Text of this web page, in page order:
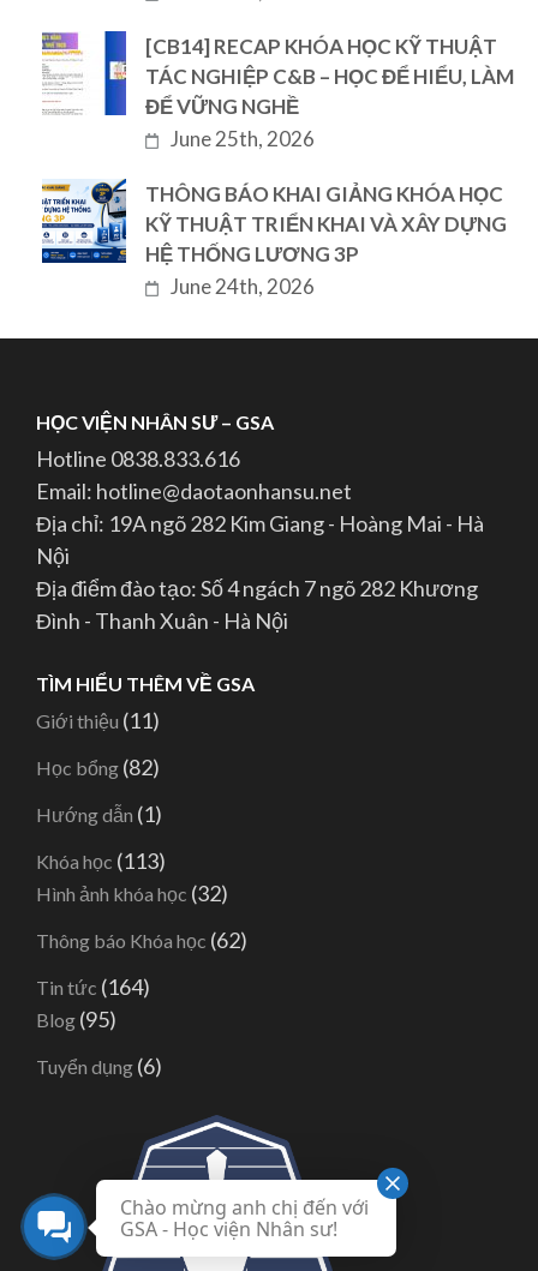
[CB14] RECAP KHÓA HỌC KỸ THUẬT
TÁC NGHIỆP C&B – HỌC ĐỂ HIỂU, LÀM
ĐỂ VỮNG NGHỀ
June 25th, 2026
THÔNG BÁO KHAI GIẢNG KHÓA HỌC
KỸ THUẬT TRIỂN KHAI VÀ XÂY DỰNG
HỆ THỐNG LƯƠNG 3P
June 24th, 2026
HỌC VIỆN NHÂN SƯ – GSA
Hotline 0838.833.616
Email: hotline@daotaonhansu.net
Địa chỉ: 19A ngõ 282 Kim Giang - Hoàng Mai - Hà
Nội
Địa điểm đào tạo: Số 4 ngách 7 ngõ 282 Khương
Đình - Thanh Xuân - Hà Nội
TÌM HIỂU THÊM VỀ GSA
Giới thiệu (11)
Học bổng (82)
Hướng dẫn (1)
Khóa học (113)
Hình ảnh khóa học (32)
Thông báo Khóa học (62)
Tin tức (164)
Blog (95)
Tuyển dụng (6)
Chào mừng anh chị đến với
GSA - Học viện Nhân sư!